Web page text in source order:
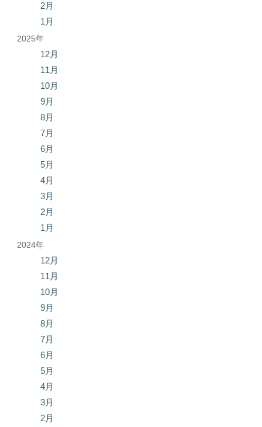
2月
1月
2025年
12月
11月
10月
9月
8月
7月
6月
5月
4月
3月
2月
1月
2024年
12月
11月
10月
9月
8月
7月
6月
5月
4月
3月
2月